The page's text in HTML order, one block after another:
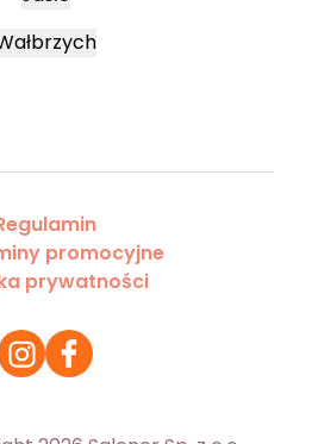
promocyjne
prywatności